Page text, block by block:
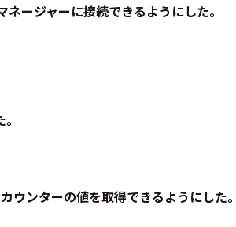
ージャーに接続できるようにした。
ウンターの値を取得できるようにした。